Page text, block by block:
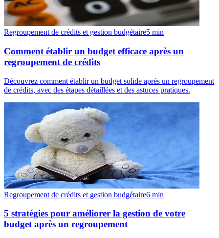
Regroupement de crédits et gestion budgétaire5 min
Comment établir un budget efficace après un
regroupement de crédits
Découvrez comment établir un budget solide après un regroupement
de crédits, avec des étapes détaillées et des astuces pratiques.
Regroupement de crédits et gestion budgétaire6 min
5 stratégies pour améliorer la gestion de votre
budget après un regroupement